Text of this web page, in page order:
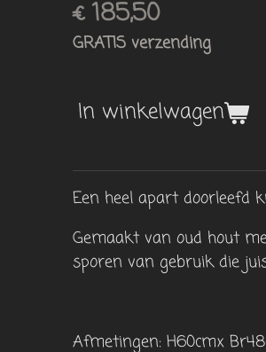
€ 185,50
GRATIS verzending
In winkelwagen
Een heel apart doorleefd
Gemaakt van oud hout
sporen van gebruik die
Afmetingen: H60cmx